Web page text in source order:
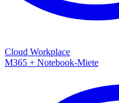
Cloud Workplace
M365 + Notebook-Miete